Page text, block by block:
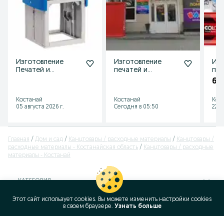
Изготовление
Печатей и
Костанай
05 августа 2026 г.
Изготовление
печатей и
Костанай
Сегодня в 05:50
и
6
22
Главная Дом и сад Канцтовары / расходные материалы
Канцтовары /
расходные материалы - Костанайская область
Канцтовары / расходные
материалы - Костанай
КАТЕГОРИЯ
Этот сайт использует cookies. Вы можете изменить настройки cookies
в своeм браузере. Узнать больше